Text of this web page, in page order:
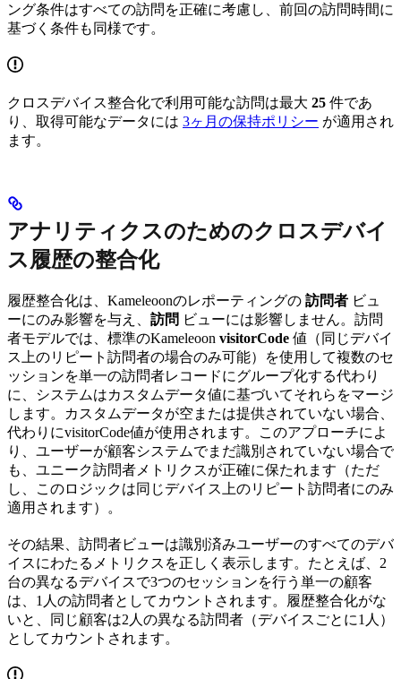
ング条件はすべての訪問を正確に考慮し、前回の訪問時間に
基づく条件も同様です。
クロスデバイス整合化で利用可能な訪問は最大 25 件であ
り、取得可能なデータには 3ヶ月の保持ポリシー が適用され
ます。
アナリティクスのためのクロスデバイ
ス履歴の整合化
履歴整合化は、Kameleoonのレポーティングの 訪問者 ビュ
ーにのみ影響を与え、 訪問 ビューには影響しません。訪問
者モデルでは、標準のKameleoon visitorCode 値（同じデバイ
ス上のリピート訪問者の場合のみ可能）を使用して複数のセ
ッションを単一の訪問者レコードにグループ化する代わり
に、システムはカスタムデータ値に基づいてそれらをマージ
します。カスタムデータが空または提供されていない場合、
代わりにvisitorCode値が使用されます。このアプローチによ
り、ユーザーが顧客システムでまだ識別されていない場合で
も、ユニーク訪問者メトリクスが正確に保たれます（ただ
し、このロジックは同じデバイス上のリピート訪問者にのみ
適用されます）。
その結果、訪問者ビューは識別済みユーザーのすべてのデバ
イスにわたるメトリクスを正しく表示します。たとえば、2
台の異なるデバイスで3つのセッションを行う単一の顧客
は、1人の訪問者としてカウントされます。履歴整合化がな
いと、同じ顧客は2人の異なる訪問者（デバイスごとに1人）
としてカウントされます。